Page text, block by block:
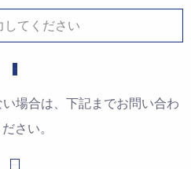
場合は、下記までお問い合わ
さい。